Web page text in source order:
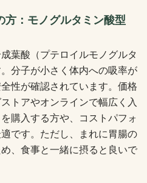
方：モノグルタミン酸型
葉酸（プテロイルモノグルタ
分子が小さく体内への吸率が
性が確認されています。価格
トアやオンラインで幅広く入
購入する方や、コストパフォ
です。ただし、まれに胃腸の
、食事と一緒に摂ると良いで